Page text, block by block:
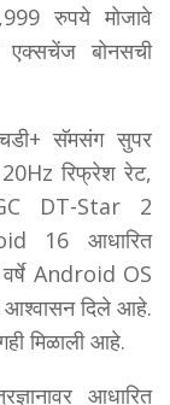
रुपये मोजावे
बोनसची
सॅमसंग सुपर
रिफ्रेश रेट,
DT-Star 2
16 आधारित
Android OS
आश्वासन दिले आहे.
मिळाली आहे.
आधारित